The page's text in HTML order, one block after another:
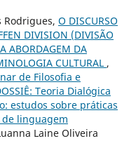
Rodrigues, O DISCURSO
DIVISION (DIVISÃO
ABORDAGEM DA
CULTURAL ,
de Filosofia e
Teoria Dialógica
estudos sobre práticas
linguagem
Laine Oliveira